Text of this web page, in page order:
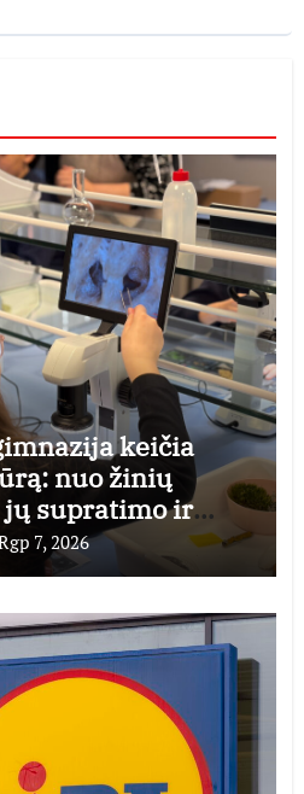
keičia
nuo žinių
supratimo ir
7, 2026